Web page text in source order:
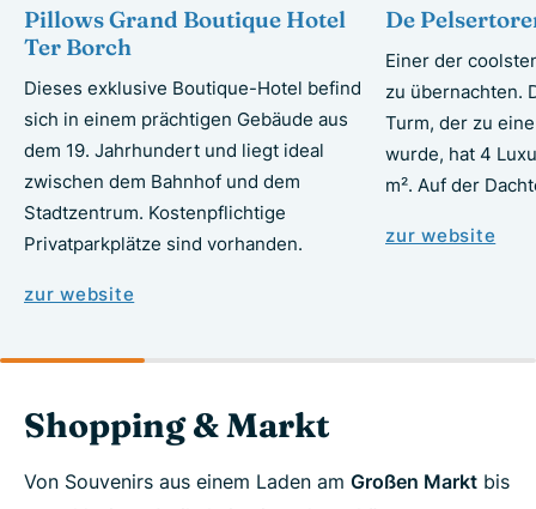
Pillows Grand Boutique Hotel
Ter Borch
Dieses exklusive Boutique-Hotel befind
sich in einem prächtigen Gebäude aus
dem 19. Jahrhundert und liegt ideal
zwischen dem Bahnhof und dem
Stadtzentrum. Kostenpflichtige
Privatparkplätze sind vorhanden.
zur website
De
Einer der
zu übernachten.
Turm, der zu
wurde, hat 4
m². Auf der
zur website
Shopping & Markt
Von Souvenirs aus einem Laden am Großen Markt bis